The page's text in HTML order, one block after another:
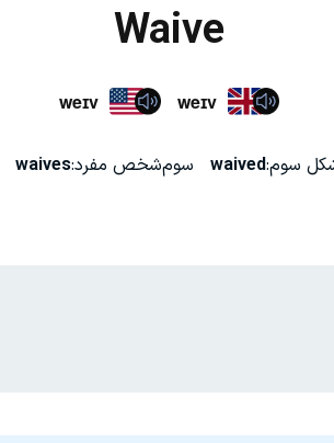
Waive
weɪv weɪv
سوم:waived سوم‌شخص مفرد:waives